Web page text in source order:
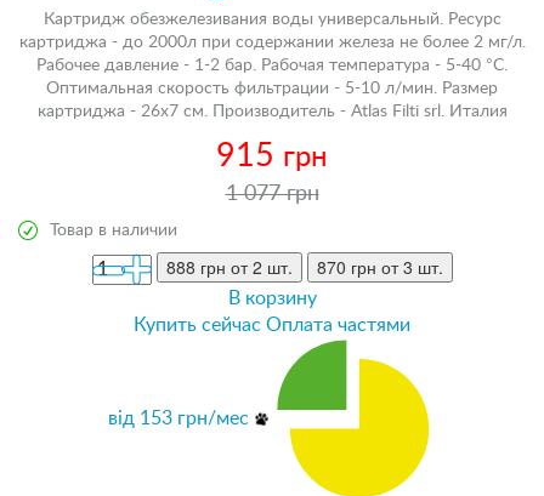
Картридж обезжелезивания воды универсальный. Ресурс
картриджа - до 2000л при содержании железа не более 2 мг/л.
Рабочее давление - 1-2 бар. Рабочая температура - 5-40 °С.
Оптимальная скорость фильтрации - 5-10 л/мин. Размер
картриджа - 26х7 см. Производитель - Atlas Filti srl. Италия
915 грн
1 077 грн
Товар в наличии
888 грн от 2 шт. 870 грн от 3 шт.
В корзину
Купить сейчас Оплата частями
від 153 грн/мес